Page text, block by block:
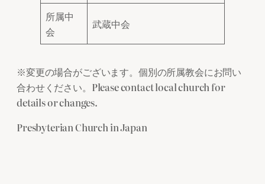
所属中
会
武蔵中会
※変更の場合がございます。個別の所属教会にお問い
合わせください。Please contact local church for
details or changes.
Presbyterian Church in Japan